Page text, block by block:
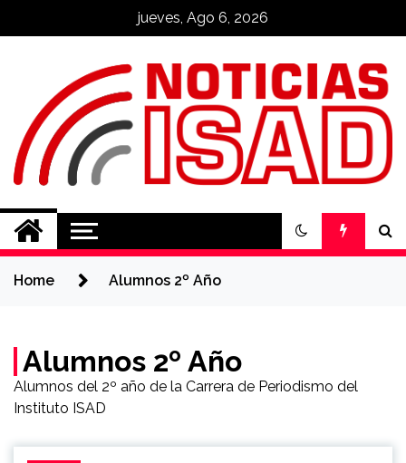
jueves, Ago 6, 2026
Noticias ISAD
REALIZADO POR NUESTROS
Home Alumnos 2º Año
Alumnos 2º Año
Alumnos del 2º año de la Carrera de Periodismo del
Instituto ISAD